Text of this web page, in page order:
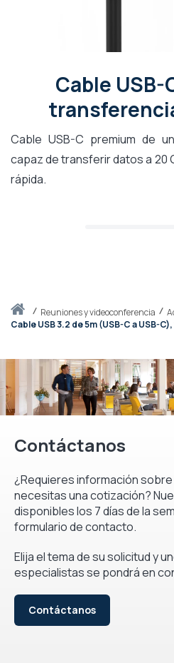
Inicioreuniones y videoconferencia
Cable USB 3.2 de 5m (USB-C a USB-
Cable USB-
Cable USB-C premium de
capaz de transferir datos a 20
rápida.
Contáctanos
¿Requieres información
necesitas una cotización?
disponibles los 7 días de la
formulario de contacto.
Elija el tema de su solicitud y
especialistas se pondrá en
Contáctanos